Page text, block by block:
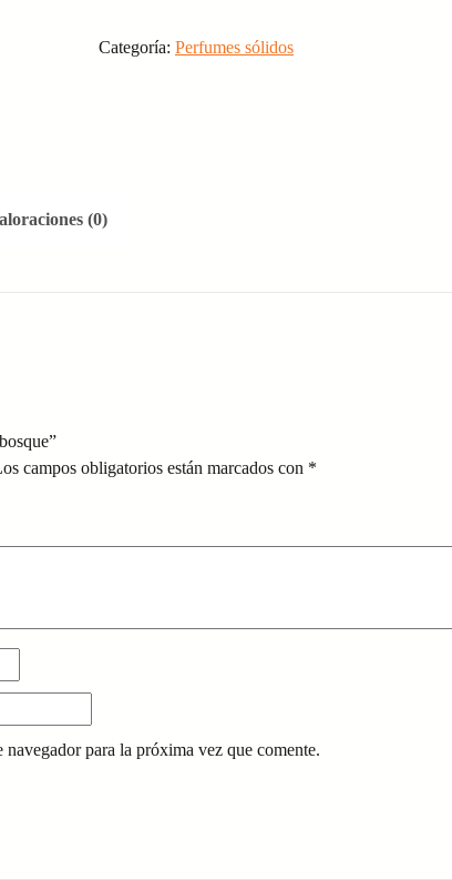
frutos
Categoría: Perfumes sólidos
(0)
campos obligatorios están marcados con *
para la próxima vez que comente.